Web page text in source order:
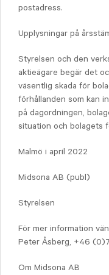
postadress.
Upplysningar på
Styrelsen och den
aktieägare begär det
väsentlig skada för
förhållanden som kan
på dagordningen,
situation och bolagets
Malmö i april 2022
Midsona AB (publ)
Styrelsen
För mer information
Peter Åsberg, +46
Om Midsona AB